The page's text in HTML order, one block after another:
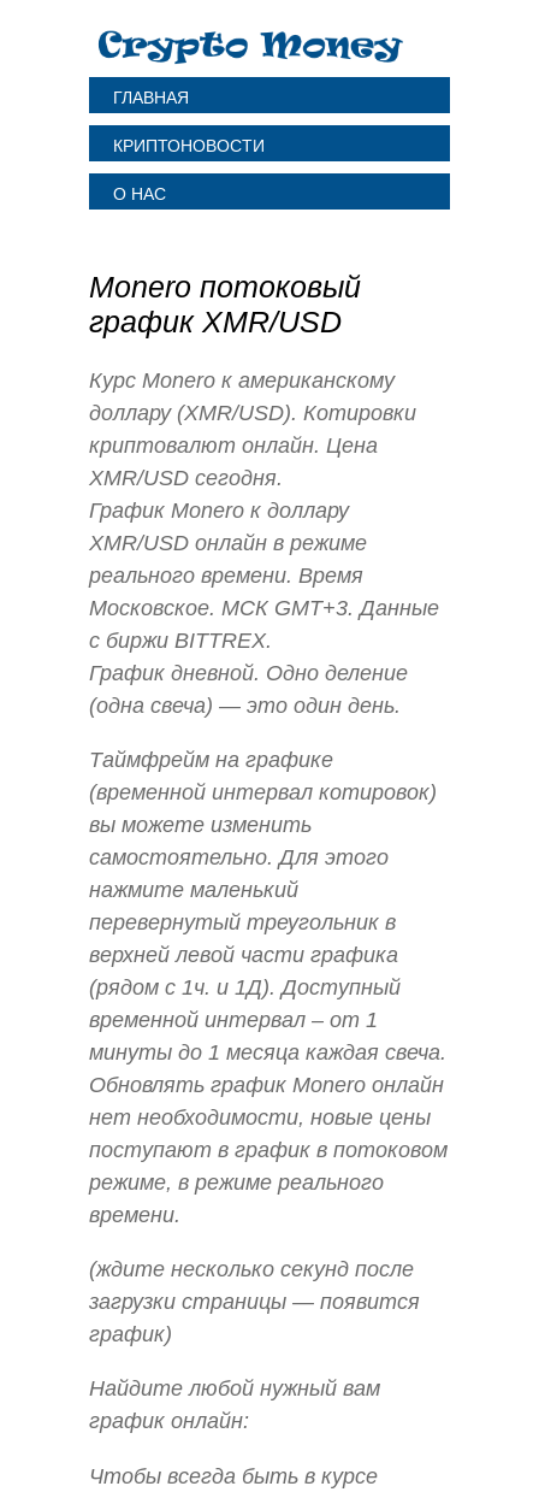
ГЛАВНАЯ
КРИПТОНОВОСТИ
О НАС
Monero потоковый
график XMR/USD
Курс Monero к американскому
доллару (XMR/USD). Котировки
криптовалют онлайн. Цена
XMR/USD сегодня.
График Monero к доллару
XMR/USD онлайн в режиме
реального времени. Время
Московское. МСК GMT+3. Данные
с биржи BITTREX.
График дневной. Одно деление
(одна свеча) — это один день.
Таймфрейм на графике
(временной интервал котировок)
вы можете изменить
самостоятельно. Для этого
нажмите маленький
перевернутый треугольник в
верхней левой части графика
(рядом с 1ч. и 1Д). Доступный
временной интервал – от 1
минуты до 1 месяца каждая свеча.
Обновлять график Monero онлайн
нет необходимости, новые цены
поступают в график в потоковом
режиме, в режиме реального
времени.
(ждите несколько секунд после
загрузки страницы — появится
график)
Найдите любой нужный вам
график онлайн:
Чтобы всегда быть в курсе